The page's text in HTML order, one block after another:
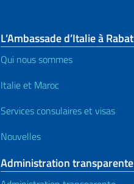
L’Ambassade d’Italie à Rabat
Qui nous sommes
Italie et Maroc
Services consulaires et visas
Nouvelles
Administration transparente